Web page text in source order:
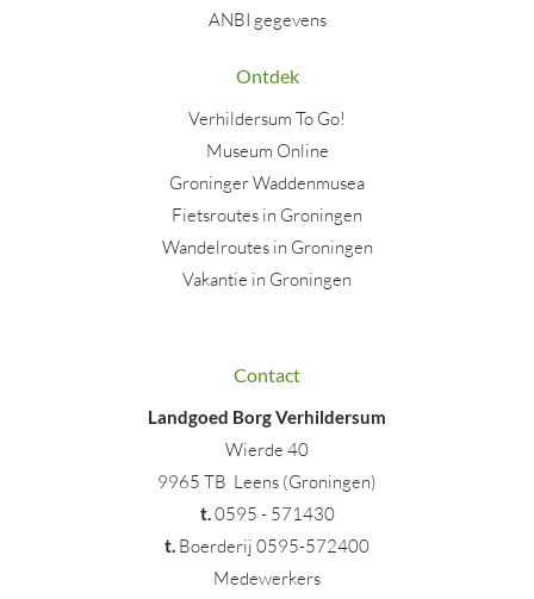
ANBI gegevens
Ontdek
Verhildersum To Go!
Museum Online
Groninger Waddenmusea
Fietsroutes in Groningen
Wandelroutes in Groningen
Vakantie in Groningen
Contact
Landgoed Borg Verhildersum
Wierde 40
9965 TB Leens (Groningen)
t.0595 - 571430
t. Boerderij 0595-572400
Medewerkers